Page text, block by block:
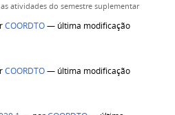
atividades do semestre suplementar
COORDTO— última modificação
COORDTO— última modificação